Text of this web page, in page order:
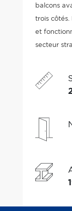
balcons
trois côtés.
et
secteur
potentiel à